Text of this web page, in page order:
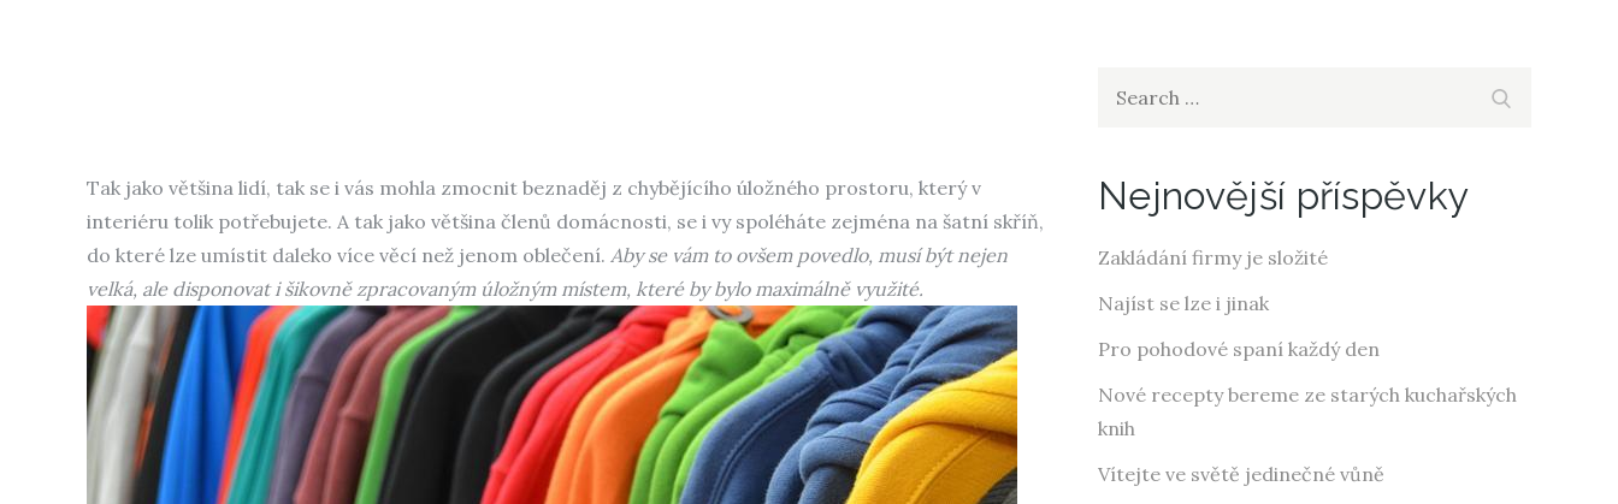
Tak jako většina lidí, tak se i vás mohla zmocnit beznaděj z chybějícího úložného prostoru, který v
interiéru tolik potřebujete. A tak jako většina členů domácnosti, se i vy spoléháte zejména na šatní skříň,
do které lze umístit daleko více věcí než jenom oblečení. Aby se vám to ovšem povedlo, musí být nejen
velká, ale disponovat i šikovně zpracovaným úložným místem, které by bylo maximálně využité.
Nejnovější příspěvky
Zakládání firmy je složité
Najíst se lze i jinak
Pro pohodové spaní každý den
Nové recepty bereme ze starých kuchařských
knih
Vítejte ve světě jedinečné vůně